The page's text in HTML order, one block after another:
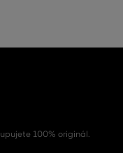
100% originál.